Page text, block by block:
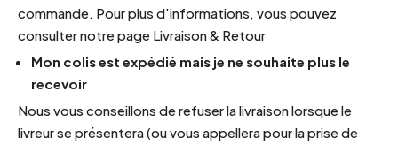
commande. Pour plus d'informations, vous pouvez
consulter notre page Livraison & Retour
Mon colis est expédié mais je ne souhaite plus le
recevoir
Nous vous conseillons de refuser la livraison lorsque le
livreur se présentera (ou vous appellera pour la prise de